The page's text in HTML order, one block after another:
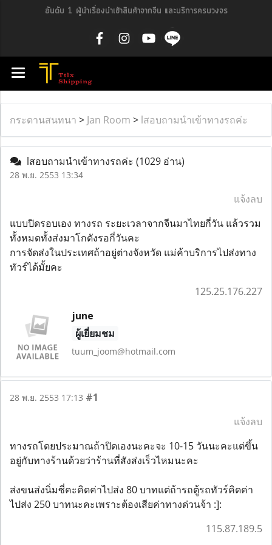
อันดับ 1 ผู้นำเรื่องนำเข้าสินค้าจากจีน และบริการครบวงจร
กระดานสนทนา > Jan Room > lสอบถามนำเข้าทางรถค่ะ
lสอบถามนำเข้าทางรถค่ะ (1029 อ่าน)
28 พ.ย. 2553 13:34
แจ้งลบ
แบบปิดรอบเอง ทางรถ ระยะเวลาจากจีนมาไทยกี่วัน แล้วรวม
ทั้งหมดทั้งส่งมาโกดังรอกี่วันคะ
การจัดส่งในประเทศถ้าอยู่ต่างจังหวัด แม่ค้าบริการไปส่งทาง
ทัวร์ได้มั้ยคะ
125.25.176.227
june
ผู้เยี่ยมชม
tuum_joom@hotmail.com
28 พ.ย. 2553 17:13 #1
แจ้งลบ
ทางรถโดยประมาณถ้าปิดเองนะคะจะ 10-15 วันนะคะแต่ขึ้น
อยู่กับทางร้านด้วยว่าร้านที่สังส่งเร็วไหมนะคะ
ส่งขนส่งนิ่มซี่คะคิดค่าไปส่ง 80 บาทแต่ถ้ารถตู้รถทัวร์คิดค่า
ไปส่ง 250 บาทนะคะเพราะต้องเสียค่าทางด่วนจ้า :]:
115.87.189.5